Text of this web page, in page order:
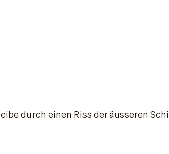
durch einen Riss der äusseren